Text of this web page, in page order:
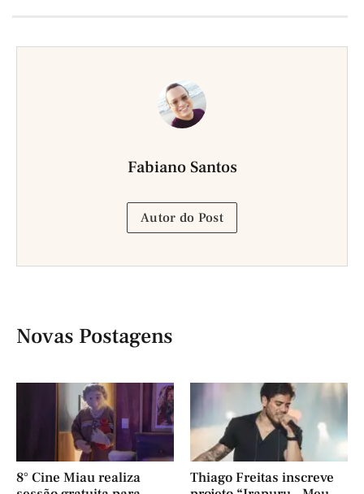
Fabiano Santos
Autor do Post
Novas Postagens
8° Cine Miau realiza
Thiago Freitas inscreve